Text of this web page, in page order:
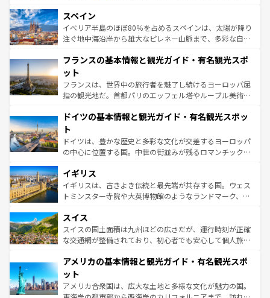
ろん、トスカーナの美しい田園風景やアマルフィ海岸の絶
景など、自然景観も見逃せない。観光の合間には、本場の
ピザやパスタなど、絶品のイタリア料理を堪能することも
ませてくれるイタリアで、忘れられない旅をしてみよう！
なお、新着のイタリア情報は
しい。
スペイン
イベリア半島のほぼ80％を占めるスペインは、太陽が降り
注ぐ地中海沿岸から雄大なピレネー山脈まで、多彩な自然
文化が根付くこの国では、情熱的なフラメンコ、熱気あふ
れる闘牛、そして美味しいタパスが生活の一部となってい
る。首都マドリードの洗練された雰囲気や、バルセロナの
アートに溢れた街角から、地方では古代ローマ遺跡や中世
せる。地方によって風土や気候が異なるスペインはその個
ンテンツ一覧 を参照してほしい。
フランスの基本情報と観光ガイド・有名観光スポ
ット
フランスは、世界中の旅行者を魅了し続けるヨーロッパ屈
指の観光地だ。首都パリのエッフェル塔やルーブル美術館
で、幅広い魅力が詰まっている。華麗な宮殿、歴史的な大
聖堂、美しいビーチ、そして豊かな自然が、訪れる者を心
から魅了する。また、フランスは美食の国としても知ら
れ、フランス料理はユネスコ無形文化遺産にも登録されて
香り高いラベンダー畑など、多彩な楽しみ方が可能だ。さ
らに、パリ以外の地域にも魅力が溢れており、どの街角に
も豊かな歴史と文化が息づいている。パリ以外の個性あふ
を参照してほしい。
ドイツの基本情報と観光ガイド・有名観光スポッ
ト
ドイツは、豊かな歴史と多彩な文化が交差するヨーロッパ
の中心に位置する国。中世の街並みが残るロマンチック街
顔を持つこの国は、どこを歩いても飽きることがない。ベ
ルリンの文化的活気、バイエルン州のアルプスの絶景、そ
してライン川沿いのワイン畑といった風景は必見。ビール
は、お酒好きな人にはぜひ体験してほしい。 なお、新着の
ドイツ情報はコンテンツ一覧を参照してほしい。
イギリス
イギリスは、古きよき伝統と最先端が共存する国。ウェス
トミンスター寺院や大英博物館のようなランドマーク、歴
リアごとに異なる魅力がある。また、優雅なアフタヌーン
ティー、ビール好きにはたまらない英国パブ、サッカー観
戦など、本場だからこそできる体験も豊富。イギリスを旅
ンツ一覧を参照してほしい。
スイス
スイスの国土面積は九州ほどの広さだが、運行時刻が正確
な交通網が整備されており、初心者でも安心して個人旅行
の建物がそのまま残る町や、スイスならではのユニークな
博物館もあり、アルプス観光だけでなく町歩きも満喫する
ことができる。国民の所得が高いため物価も高いが、旅行
者向けの交通パス提供のサービスもあり、うまく活用すれ
アメリカの基本情報と観光ガイド・有名観光スポ
ット
アメリカ合衆国は、広大な土地と多様な文化が魅力の国。